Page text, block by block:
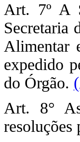
Art. 7º A
Secretaria
Alimentar
expedido
do Órgão.
Art. 8°